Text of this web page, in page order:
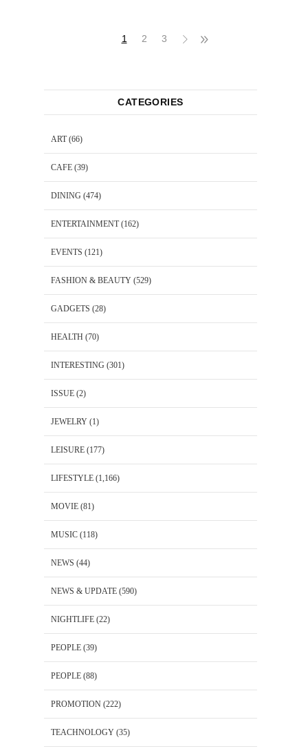
1 2 3
CATEGORIES
ART(66)
CAFE (39)
DINING (474)
ENTERTAINMENT(162)
EVENTS (121)
FASHION & BEAUTY (529)
GADGETS (28)
HEALTH (70)
INTERESTING (301)
ISSUE (2)
JEWELRY (1)
LEISURE (177)
LIFESTYLE (1,166)
MOVIE (81)
MUSIC (118)
NEWS (44)
NEWS & UPDATE (590)
NIGHTLIFE (22)
PEOPLE (39)
PEOPLE (88)
PROMOTION (222)
TEACHNOLOGY (35)